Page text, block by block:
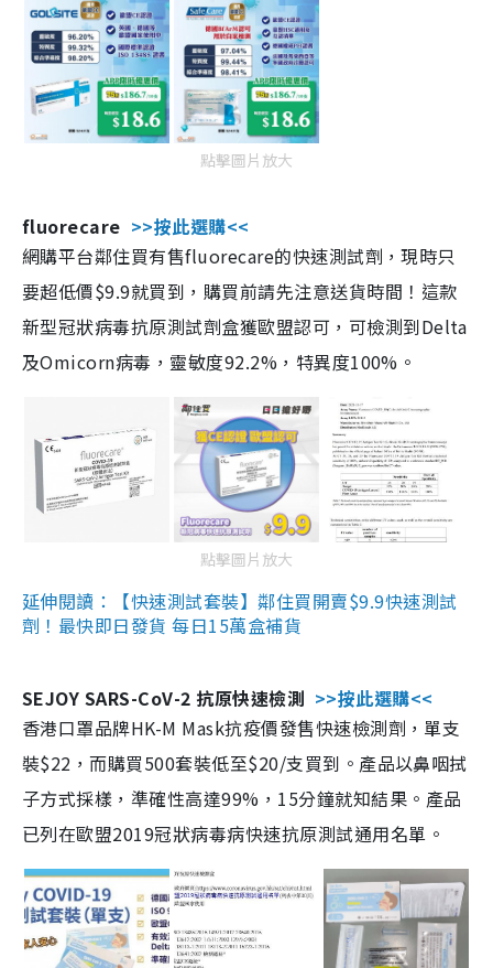
點擊圖片放大
fluorecare >>按此選購<<
網購平台鄰住買有售fluorecare的快速測試劑，現時只
要超低價$9.9就買到，購買前請先注意送貨時間！這款
新型冠狀病毒抗原測試劑盒獲歐盟認可，可檢測到Delta
及Omicorn病毒，靈敏度92.2%，特異度100%。
點擊圖片放大
延伸閱讀：【快速測試套裝】鄰住買開賣$9.9快速測試
劑！最快即日發貨 每日15萬盒補貨
SEJOY SARS-CoV-2 抗原快速檢測 >>按此選購<<
香港口罩品牌HK-M Mask抗疫價發售快速檢測劑，單支
裝$22，而購買500套裝低至$20/支買到。產品以鼻咽拭
子方式採樣，準確性高達99%，15分鐘就知結果。產品
已列在歐盟2019冠狀病毒病快速抗原測試通用名單。